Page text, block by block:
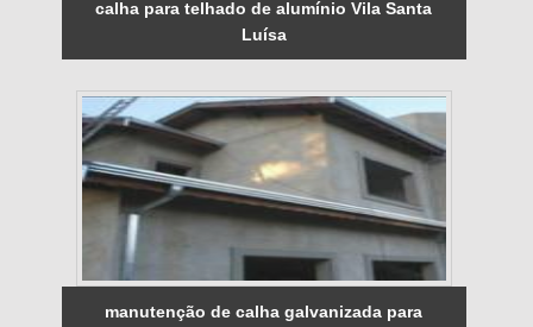
calha para telhado de alumínio Vila Santa
Luísa
manutenção de calha galvanizada para